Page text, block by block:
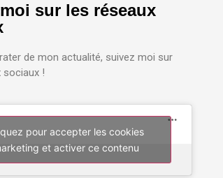
sur les réseaux
de mon actualité, suivez moi sur
sociaux !
pour accepter les cookies
et activer ce contenu